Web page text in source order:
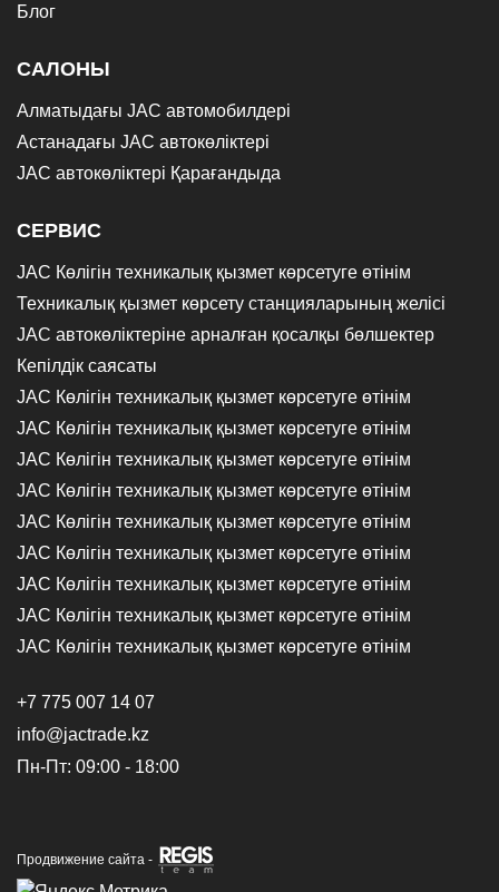
Блог
САЛОНЫ
Алматыдағы JAC автомобилдері
Астанадағы JAC автокөліктері
JAC автокөліктері Қарағандыда
СЕРВИС
JAC Көлігін техникалық қызмет көрсетуге өтінім
Техникалық қызмет көрсету станцияларының желісі
JAC автокөліктеріне арналған қосалқы бөлшектер
Кепілдік саясаты
JAC Көлігін техникалық қызмет көрсетуге өтінім
JAC Көлігін техникалық қызмет көрсетуге өтінім
JAC Көлігін техникалық қызмет көрсетуге өтінім
JAC Көлігін техникалық қызмет көрсетуге өтінім
JAC Көлігін техникалық қызмет көрсетуге өтінім
JAC Көлігін техникалық қызмет көрсетуге өтінім
JAC Көлігін техникалық қызмет көрсетуге өтінім
JAC Көлігін техникалық қызмет көрсетуге өтінім
JAC Көлігін техникалық қызмет көрсетуге өтінім
+7 775 007 14 07
info@jactrade.kz
Пн-Пт: 09:00 - 18:00
Продвижение сайта -